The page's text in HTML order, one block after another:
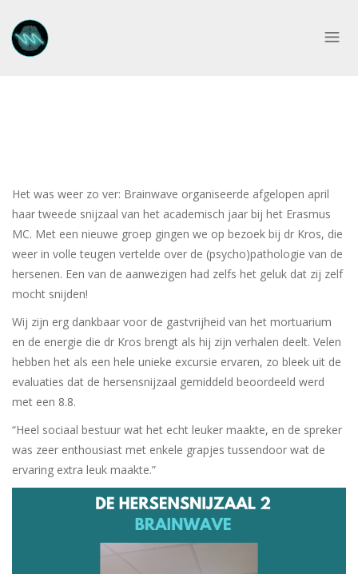
Het was weer zo ver: Brainwave organiseerde afgelopen april
haar tweede snijzaal van het academisch jaar bij het Erasmus
MC. Met een nieuwe groep gingen we op bezoek bij dr Kros, die
weer in volle teugen vertelde over de (psycho)pathologie van de
hersenen. Een van de aanwezigen had zelfs het geluk dat zij zelf
mocht snijden!
Wij zijn erg dankbaar voor de gastvrijheid van het mortuarium
en de energie die dr Kros brengt als hij zijn verhalen deelt. Velen
hebben het als een hele unieke excursie ervaren, zo bleek uit de
evaluaties dat de hersensnijzaal gemiddeld beoordeeld werd
met een 8.8.
“Heel sociaal bestuur wat het echt leuker maakte, en de spreker
was zeer enthousiast met enkele grapjes tussendoor wat de
ervaring extra leuk maakte.”